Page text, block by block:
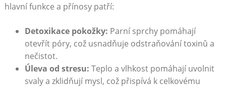
hlavní funkce a přínosy patří:
Detoxikace pokožky: Parní sprchy pomáhají
otevřít póry, což usnadňuje odstraňování toxinů a
nečistot.
Úleva od stresu: Teplo a vlhkost pomáhají uvolnit
svaly a zklidňují mysl, což přispívá k celkovému